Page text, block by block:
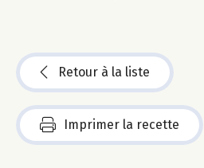
Retour à la liste
Imprimer la recette